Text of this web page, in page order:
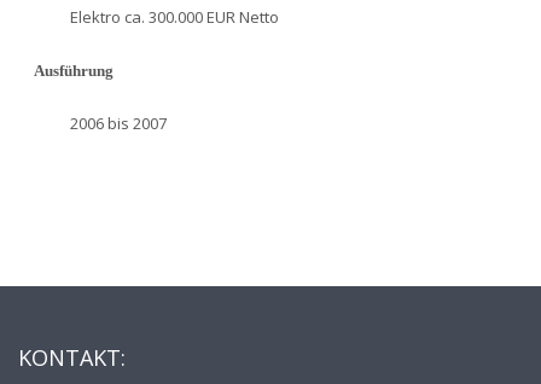
Elektro ca. 300.000 EUR Netto
Ausführung
2006 bis 2007
KONTAKT: